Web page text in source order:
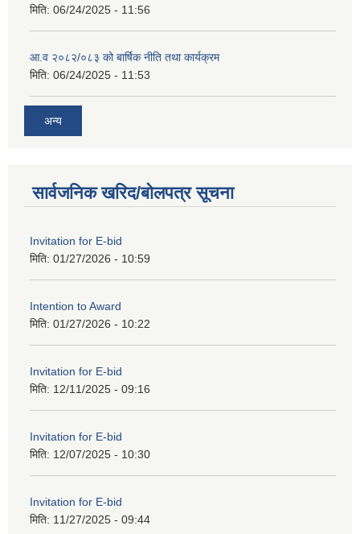
मिति: 06/24/2025 - 11:56
आ.व २०८२/०८३ को बार्षिक नीति तथा कार्यक्रम
मिति: 06/24/2025 - 11:53
अन्य
सार्वजनिक खरिद/बोलपत्र सूचना
Invitation for E-bid
मिति: 01/27/2026 - 10:59
Intention to Award
मिति: 01/27/2026 - 10:22
Invitation for E-bid
मिति: 12/11/2025 - 09:16
Invitation for E-bid
मिति: 12/07/2025 - 10:30
Invitation for E-bid
मिति: 11/27/2025 - 09:44